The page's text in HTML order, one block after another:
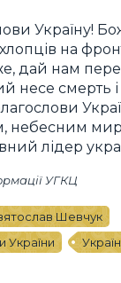
Україну!
на
дай нам
несе смерть
небесним
лідер
УГКЦ
Шевчук
України